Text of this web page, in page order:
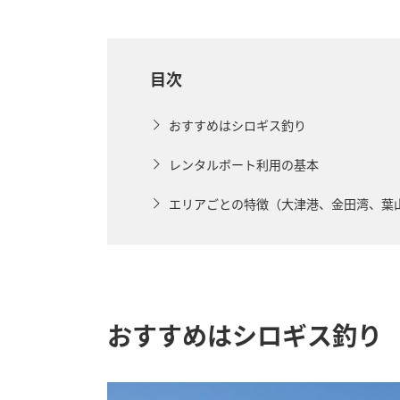
目次
おすすめはシロギス釣り
レンタルボート利用の基本
エリアごとの特徴（大津港、金田湾、葉
おすすめはシロギス釣り